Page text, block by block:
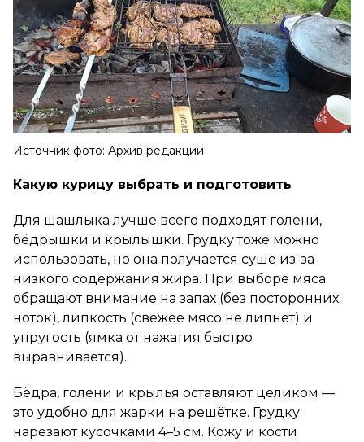
Источник фото: Архив редакции
Какую курицу выбрать и подготовить
Для шашлыка лучше всего подходят голени,
бёдрышки и крылышки. Грудку тоже можно
использовать, но она получается суше из-за
низкого содержания жира. При выборе мяса
обращают внимание на запах (без посторонних
ноток), липкость (свежее мясо не липнет) и
упругость (ямка от нажатия быстро
выравнивается).
Бёдра, голени и крылья оставляют целиком —
это удобно для жарки на решётке. Грудку
нарезают кусочками 4–5 см. Кожу и кости